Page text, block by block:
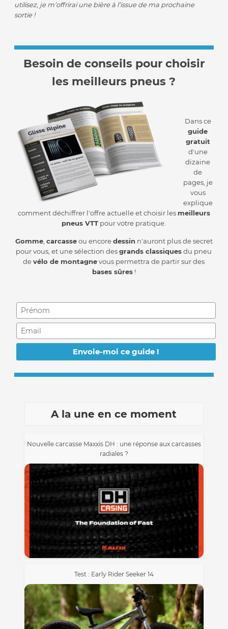
utilisez, je m’offrirai une bière à l’issue de ma prochaine
sortie !
Besoin de conseils pour choisir
les meilleurs pneus ?
Dans ce
guide
gratuit
d'une
dizaine
de
pages, je
vous
explique
comment déchiffrer l'offre actuelle et choisir les meilleurs
pneus VTT pour votre pratique.
Gomme, carcasseou encoredessin n'auront plus de secret
pour vous, et une sélection desgrands classiquesdu pneu
devélo de montagnevous permettra de partir sur des
bases sûres!
A la une en ce moment
Nouvelle carcasse Maxxis DH : une réponse aux carcasses
radiales ?
Test : Early Rider Seeker 14